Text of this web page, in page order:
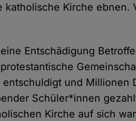
Kirche ebnen.
Entschädigung
und Millionen
Schüler*innen
Kirche auf sich